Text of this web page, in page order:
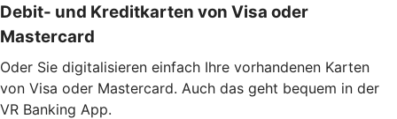
Debit- und Kreditkarten von Visa oder
Mastercard
Oder Sie digitalisieren einfach Ihre vorhandenen Karten
von Visa oder Mastercard. Auch das geht bequem in der
VR Banking App.